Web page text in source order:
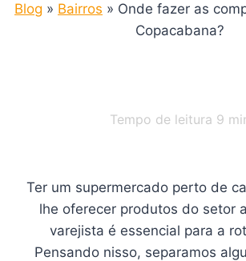
Blog » Bairros » Onde fazer as
Copacabana?
Tempo de leitura 9
Ter um supermercado perto de
lhe oferecer produtos do setor
varejista é essencial para a
Pensando nisso, separamos